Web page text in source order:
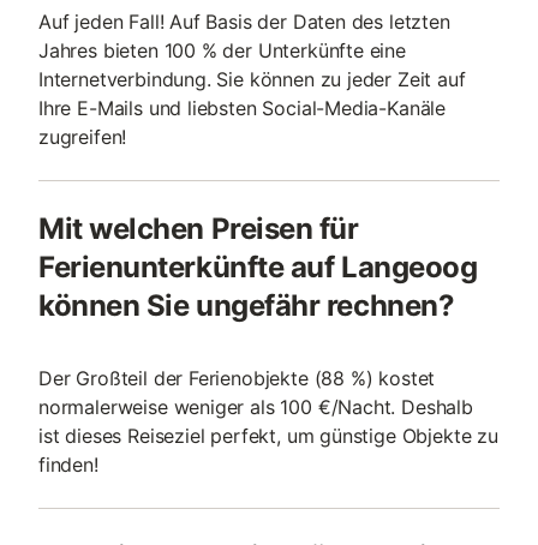
Auf jeden Fall! Auf Basis der Daten des letzten
Jahres bieten 100 % der Unterkünfte eine
Internetverbindung. Sie können zu jeder Zeit auf
Ihre E-Mails und liebsten Social-Media-Kanäle
zugreifen!
Mit welchen Preisen für
Ferienunterkünfte auf Langeoog
können Sie ungefähr rechnen?
Der Großteil der Ferienobjekte (88 %) kostet
normalerweise weniger als 100 €/Nacht. Deshalb
ist dieses Reiseziel perfekt, um günstige Objekte zu
finden!